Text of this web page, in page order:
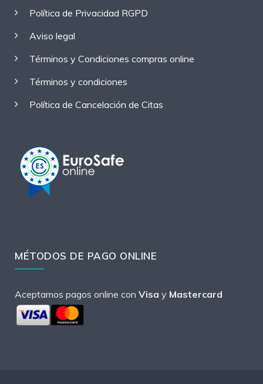
Política de Privacidad RGPD
Aviso legal
Términos y Condiciones compras online
Términos y condiciones
Política de Cancelación de Citas
MÉTODOS DE PAGO ONLINE
Aceptamos pagos online con Visa y Mastercard